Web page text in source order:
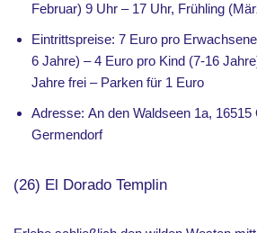
Februar) 9 Uhr – 17 Uhr, Frühling
Eintrittspreise: 7 Euro pro
6 Jahre) – 4 Euro pro Kind (7-16
Jahre frei – Parken für 1 Euro
Adresse: An den Waldseen 1a,
Germendorf
(26) El Dorado Templin